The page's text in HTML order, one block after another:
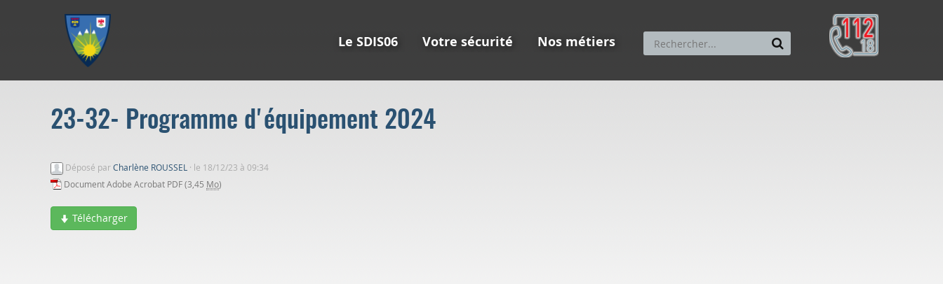
Le SDIS06 Votre sécurité Nos métiers
23-32- Programme d'équipement 2024
Déposé parCharlène ROUSSEL · le 18/12/23 à 09:34
Document Adobe Acrobat PDF (3,45 Mo)
Télécharger